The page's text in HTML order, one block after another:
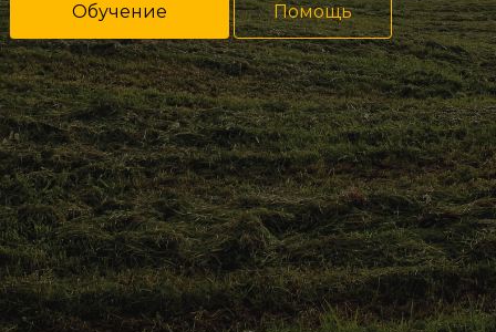
Обучение Помощь